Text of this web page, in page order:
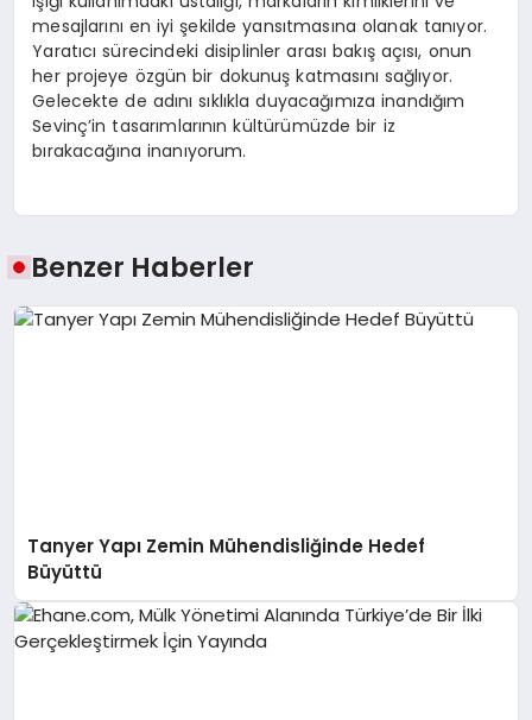
mesajlarını en iyi şekilde yansıtmasına olanak tanıyor.
Yaratıcı sürecindeki disiplinler arası bakış açısı, onun
her projeye özgün bir dokunuş katmasını sağlıyor.
Gelecekte de adını sıklıkla duyacağımıza inandığım
Sevinç’in tasarımlarının kültürümüzde bir iz
bırakacağına inanıyorum.
Benzer Haberler
Tanyer Yapı Zemin Mühendisliğinde Hedef
Büyüttü